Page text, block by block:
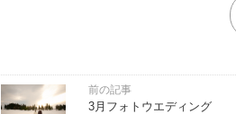
前の記事
3月フォトウエディング